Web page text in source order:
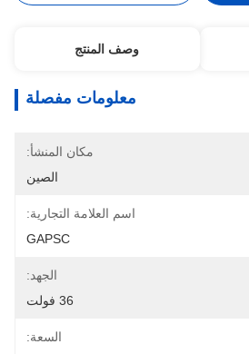
وصف المنتج
معلومات مفصلة
مكان المنشأ:
الصين
اسم العلامة التجارية:
GAPSC
الجهد:
36 فولت
السعة: